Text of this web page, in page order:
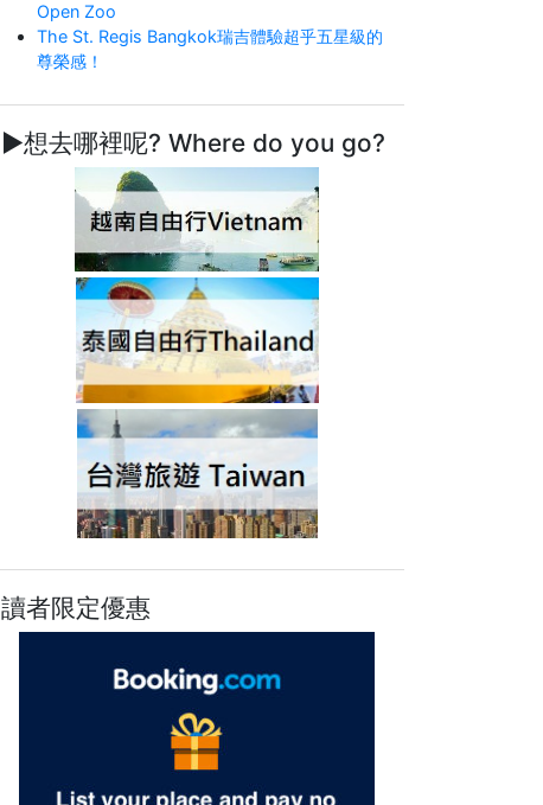
Open Zoo
The St. Regis Bangkok瑞吉體驗超乎五星級的
尊榮感！
►想去哪裡呢? Where do you go?
讀者限定優惠